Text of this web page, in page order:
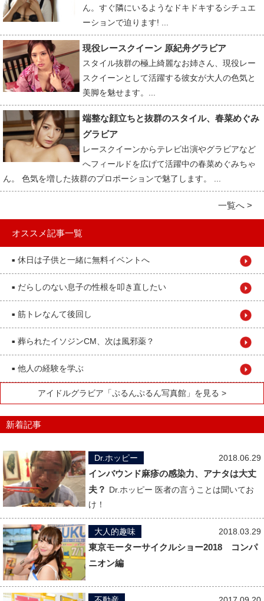
ん。すぐ隣にいるようなドキドキするシチュエ
ーションで迫ります! ...
現役レースクイーン 原紀舟グラビア
スタイル抜群の極上綺麗なお姉さん、現役レー
スクイーンとして活躍する彼女が大人の色気と
美脚を魅せます。...
端整な顔立ちと抜群のスタイル、春菜めぐみ
グラビア
レースクイーンからテレビ出演やグラビアなど
へフィールドを広げて活躍中の春菜めぐみちゃ
ん。 色気を増した抜群のプロポーションで魅了します。 ...
一覧へ >
オススメ記事一覧
■ 休日は子供と一緒に無料イベントへ
■ だらしのない息子の性根を叩き直したい
■ 筋トレなんて後回し
■ 葬られたイソジンCM、次は風邪薬？
■ 他人の経験を学ぶ
アイドルグラビア「ぷるんぷるん写真館」を見る >
新着記事
2018.06.29
Dr.ホッピー
インバウンド麻疹の感染力、アナタは大丈
夫？ Dr.ホッピー 医者の言うことは聞いてお
け！
2018.03.29
大人的趣味
東京モーターサイクルショー2018 コンパ
ニオン編